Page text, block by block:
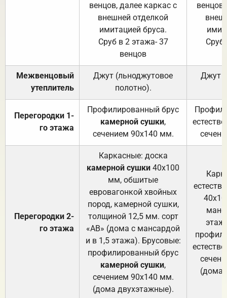
венцов, далее каркас с
внешней отделкой
имитацией бруса.
Сруб в 2 этажа- 37
венцов
Сруб
Межвенцовый
утеплитель
Джут (льноджутовое
полотно).
Джут
Перегородки 1-
го этажа
Профилированный брус
камерной сушки,
сечением 90х140 мм.
Перегородки 2-
го этажа
Каркасные: доска
камерной сушки 40х100
мм, обшитые
евровагонкой хвойных
пород, камерной сушки,
толщиной 12,5 мм. сорт
«АВ» (дома с мансардой
и в 1,5 этажа). Брусовые:
профилированный брус
камерной сушки,
сечением 90х140 мм.
(дома двухэтажные).
(дома